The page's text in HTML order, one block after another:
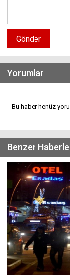
Gönder
Yorumlar
Bu haber henüz
Benzer